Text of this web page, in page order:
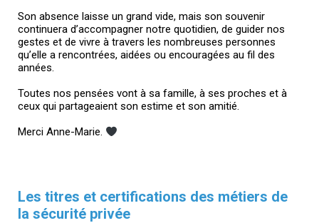
Son absence laisse un grand vide, mais son souvenir
continuera d’accompagner notre quotidien, de guider nos
gestes et de vivre à travers les nombreuses personnes
qu’elle a rencontrées, aidées ou encouragées au fil des
années.
Toutes nos pensées vont à sa famille, à ses proches et à
ceux qui partageaient son estime et son amitié.
Merci Anne-Marie.
Les titres et certifications des métiers de
la sécurité privée